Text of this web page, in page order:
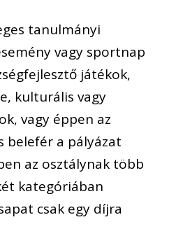
tanulmányi
vagy sportnap
játékok,
kulturális vagy
vagy éppen az
belefér a pályázat
az osztálynak több
kategóriában
csak egy díjra